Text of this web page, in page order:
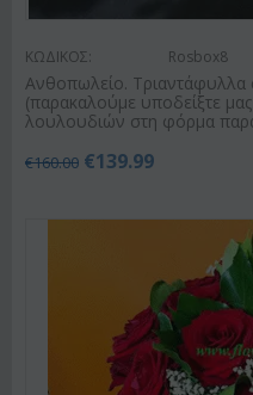
ΚΩΔΙΚΟΣ: Rosbox8
Ανθοπωλείο. Τριαντάφυλλα
(παρακαλούμε υποδείξτε
λουλουδιών στη φόρμα
€160.00 €139.99